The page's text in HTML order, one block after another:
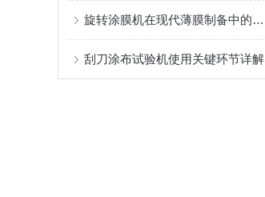
旋转涂膜机在现代薄膜制备中的应用
刮刀涂布试验机使用关键环节详解